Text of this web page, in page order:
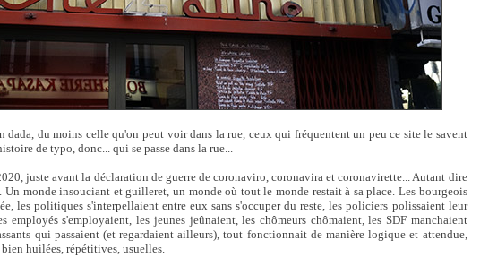
dada, du moins celle qu'on peut voir dans la rue, ceux qui fréquentent un peu ce site le savent
de typo, donc... qui se passe dans la rue...
juste avant la déclaration de guerre de coronaviro, coronavira et coronavirette... Autant dire
Un monde insouciant et guilleret, un monde où tout le monde restait à sa place. Les bourgeois
les politiques s'interpellaient entre eux sans s'occuper du reste, les policiers polissaient leur
employés s'employaient, les jeunes jeûnaient, les chômeurs chômaient, les SDF manchaient
qui passaient (et regardaient ailleurs), tout fonctionnait de manière logique et attendue,
huilées, répétitives, usuelles.